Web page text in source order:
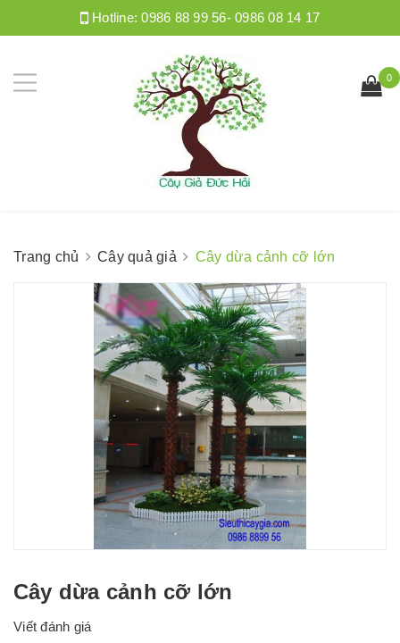
Hotline:0986 88 99 56- 0986 08 14 17
0
Trang chủ Cây quả giả Cây dừa cảnh cỡ lớn
Cây dừa cảnh cỡ lớn
Viết đánh giá